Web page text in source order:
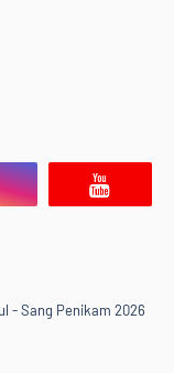
- Sang Penikam 2026